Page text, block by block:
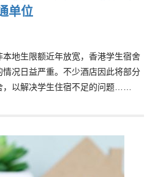
单位
地生限额近年放宽，香港学生宿舍
况日益严重。不少酒店因此将部分
，以解决学生住宿不足的问题……